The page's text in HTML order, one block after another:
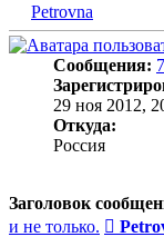
Petrovna
Сообщения:
29 ноя 2012,
Откуда:
Россия
Заголовок
и не только.